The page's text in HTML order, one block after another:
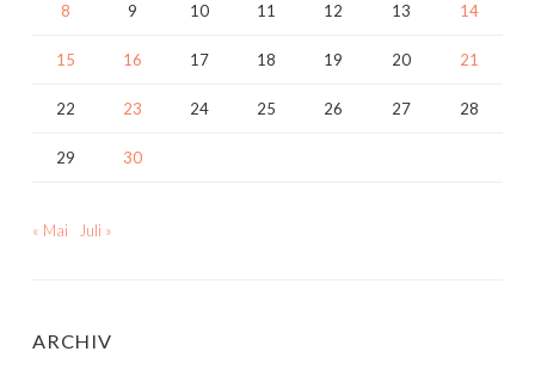
8 9 10 11 12 13 14
15 16 17 18 19 20 21
22 23 24 25 26 27 28
29 30
« Mai Juli »
ARCHIV